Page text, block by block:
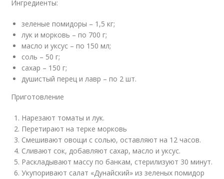
Ингредиенты:
зеленые помидоры – 1,5 кг;
лук и морковь – по 700 г;
масло и уксус – по 150 мл;
соль – 50 г;
сахар – 150 г;
душистый перец и лавр – по 2 шт.
Приготовление
Нарезают томаты и лук.
Перетирают на терке морковь
Смешивают овощи с солью, оставляют на 12 часов.
Сливают сок, добавляют сахар, масло и уксус.
Раскладывают массу по банкам, стерилизуют 30 минут.
Укупоривают салат «Дунайский» из зеленых помидор